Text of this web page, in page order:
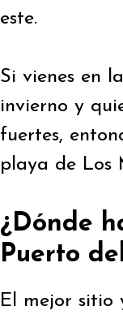
este.
Si vienes en
invierno y
fuertes,
playa de Los
¿Dónde
Puerto
El mejor sitio